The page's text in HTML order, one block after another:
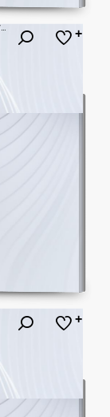
Dedinky viewpoint during a sunny day in Slovakia